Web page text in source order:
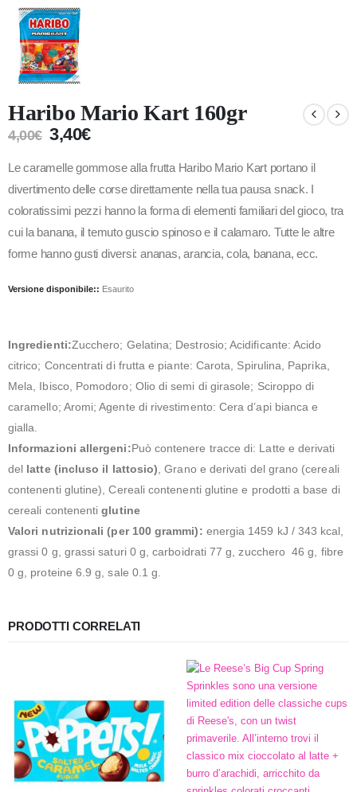
Haribo Mario Kart 160gr
4,00€ 3,40€
Le caramelle gommose alla frutta Haribo Mario Kart portano il
divertimento delle corse direttamente nella tua pausa snack. I
coloratissimi pezzi hanno la forma di elementi familiari del gioco, tra
cui la banana, il temuto guscio spinoso e il calamaro. Tutte le altre
forme hanno gusti diversi: ananas, arancia, cola, banana, ecc.
Versione disponibile:: Esaurito
Ingredienti:Zucchero; Gelatina; Destrosio; Acidificante: Acido
citrico; Concentrati di frutta e piante: Carota, Spirulina, Paprika,
Mela, Ibisco, Pomodoro; Olio di semi di girasole; Sciroppo di
caramello; Aromi; Agente di rivestimento: Cera d’api bianca e
gialla.
Informazioni allergeni:Può contenere tracce di: Latte e derivati ​​
del latte (incluso il lattosio) , Grano e derivati ​​del grano (cereali
contenenti glutine), Cereali contenenti glutine e prodotti a base di
cereali contenentiglutine
Valori nutrizionali (per 100 grammi): energia 1459 kJ / 343 kcal,
grassi 0 g, grassi saturi 0 g, carboidrati 77 g, zucchero 46 g, fibre
0 g, proteine 6.9 g, sale 0.1 g.
PRODOTTI CORRELATI